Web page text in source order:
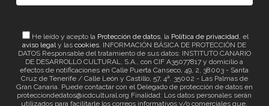
He leído y acepto la Protección de datos, la Política de privacidad, el
aviso legaly lascookies. INFORMACIÓN BÁSICA DE PROTECCIÓN DE
DATOS Responsable del tratamiento de sus datos: INSTITUTO CANARIO
DE DESARROLLO CULTURAL, S.A., con CIF A35077817 y domicilio a
efectos de notificaciones en Calle Puerta Canseco, 49, 2, 38003 - Santa
Cruz de Tenerife / Calle León y Castillo, 57, 4ª. 35002 - Las Palmas de
Gran Canaria. Puede contactar con el Delegado de protección de datos en
protecciondedatos@icdcultural.org Finalidad: Los datos personales serán
utilizados para facilitarle los correos informativos y/o comerciales que,